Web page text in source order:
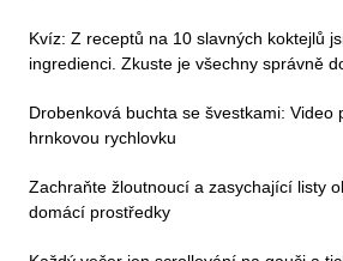
Kvíz: Z receptů na 10 slavných koktejlů
ingredienci. Zkuste je všechny správně
Drobenková buchta se švestkami: Video
hrnkovou rychlovku
Zachraňte žloutnoucí a zasychající listy
domácí prostředky